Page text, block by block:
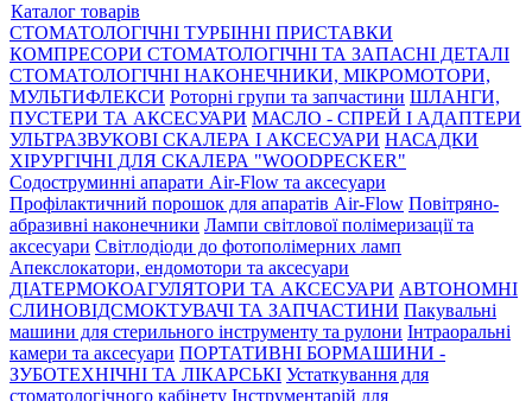
Каталог товарів
СТОМАТОЛОГІЧНІ ТУРБІННІ ПРИСТАВКИ
КОМПРЕСОРИ СТОМАТОЛОГІЧНІ ТА ЗАПАСНІ ДЕТАЛІ
СТОМАТОЛОГІЧНІ НАКОНЕЧНИКИ, МІКРОМОТОРИ,
МУЛЬТИФЛЕКСИ Роторні групи та запчастини ШЛАНГИ,
ПУСТЕРИ ТА АКСЕСУАРИ МАСЛО - СПРЕЙ І АДАПТЕРИ
УЛЬТРАЗВУКОВІ СКАЛЕРА І АКСЕСУАРИ НАСАДКИ
ХІРУРГІЧНІ ДЛЯ СКАЛЕРА "WOODPECKER"
Содоструминні апарати Air-Flow та аксесуари
Профілактичний порошок для апаратів Air-Flow Повітряно-
абразивні наконечники Лампи світлової полімеризації та
аксесуари Світлодіоди до фотополімерних ламп
Апекслокатори, ендомотори та аксесуари
ДІАТЕРМОКОАГУЛЯТОРИ ТА АКСЕСУАРИ АВТОНОМНІ
СЛИНОВІДСМОКТУВАЧІ ТА ЗАПЧАСТИНИ Пакувальні
машини для стерильного інструменту та рулони Інтраоральні
камери та аксесуари ПОРТАТИВНІ БОРМАШИНИ -
ЗУБОТЕХНІЧНІ ТА ЛІКАРСЬКІ Устаткування для
стоматологічного кабінету Інструментарій для